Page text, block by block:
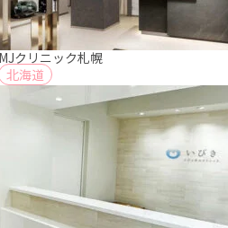
MJクリニック札幌
北海道